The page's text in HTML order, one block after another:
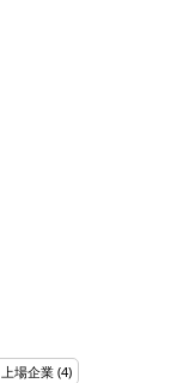
上場企業 (4)